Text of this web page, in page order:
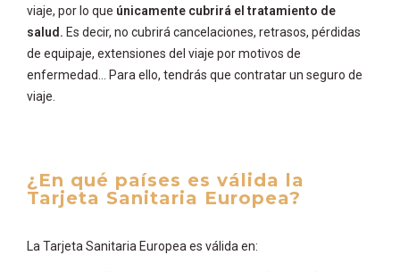
viaje, por lo que únicamente cubrirá el tratamiento de
salud. Es decir, no cubrirá cancelaciones, retrasos, pérdidas
de equipaje, extensiones del viaje por motivos de
enfermedad… Para ello, tendrás que contratar un seguro de
viaje.
¿En qué países es válida la
Tarjeta Sanitaria Europea?
La Tarjeta Sanitaria Europea es válida en: